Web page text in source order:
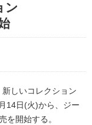
ン
しいコレクション
14日(火)から、ジー
を開始する。